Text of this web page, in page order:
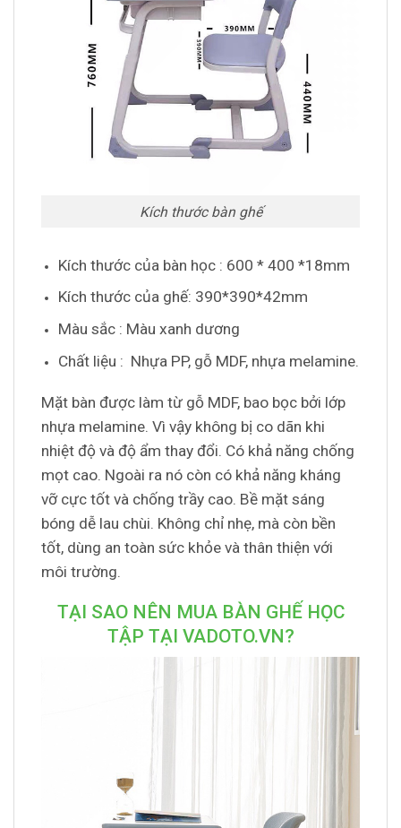
Kích thước bàn ghế
Kích thước của bàn học : 600 * 400 *18mm
Kích thước của ghế: 390*390*42mm
Màu sắc : Màu xanh dương
Chất liệu : Nhựa PP, gỗ MDF, nhựa melamine.
Mặt bàn được làm từ gỗ MDF, bao bọc bởi lớp
nhựa melamine. Vì vậy không bị co dãn khi
nhiệt độ và độ ẩm thay đổi. Có khả năng chống
mọt cao. Ngoài ra nó còn có khả năng kháng
vỡ cực tốt và chống trầy cao. Bề mặt sáng
bóng dễ lau chùi. Không chỉ nhẹ, mà còn bền
tốt, dùng an toàn sức khỏe và thân thiện với
môi trường.
TẠI SAO NÊN MUA BÀN GHẾ HỌC
TẬP TẠI VADOTO.VN?